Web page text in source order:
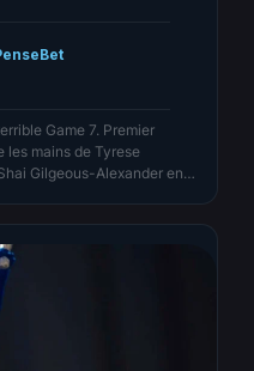
Game 7. Premier
les mains de Tyrese
Gilgeous-Alexander en